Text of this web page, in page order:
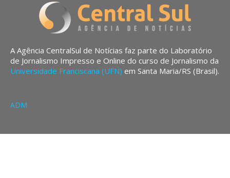
A Agência CentralSul de Notícias faz parte do Laboratório
de Jornalismo Impresso e Online do curso de Jornalismo da
Universidade Franciscana (UFN) em Santa Maria/RS (Brasil).
ADM